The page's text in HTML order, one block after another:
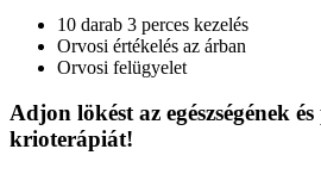
10 darab 3 perces kezelés
Orvosi értékelés az árban
Orvosi felügyelet
Adjon lökést az egészségének
krioterápiát!